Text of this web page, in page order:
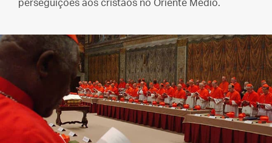
perseguições aos cristãos no Oriente Médio.